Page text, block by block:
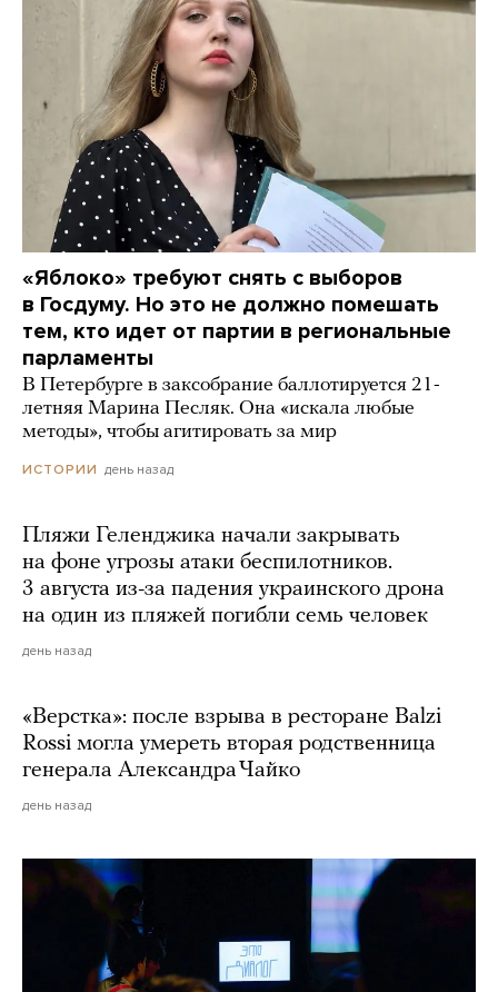
«Яблоко» требуют снять с выборов
в Госдуму. Но это не должно помешать
тем, кто идет от партии в региональные
парламенты
В Петербурге в заксобрание баллотируется 21-
летняя Марина Песляк. Она «искала любые
методы», чтобы агитировать за мир
ИСТОРИИ день назад
Пляжи Геленджика начали закрывать
на фоне угрозы атаки беспилотников.
3 августа из-за падения украинского дрона
на один из пляжей погибли семь человек
день назад
«Верстка»: после взрыва в ресторане Balzi
Rossi могла умереть вторая родственница
генерала Александра Чайко
день назад